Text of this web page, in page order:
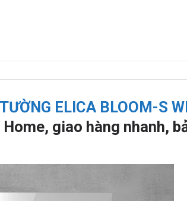
ELICA BLOOM-S
giao hàng nhanh,